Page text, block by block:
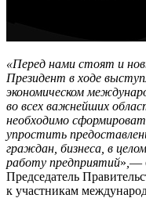
«Перед нами стоят и
Президент в ходе
экономическом
во всех важнейших
необходимо
упростить
граждан, бизнеса, в
работу предприятий» —
Председатель
к участникам